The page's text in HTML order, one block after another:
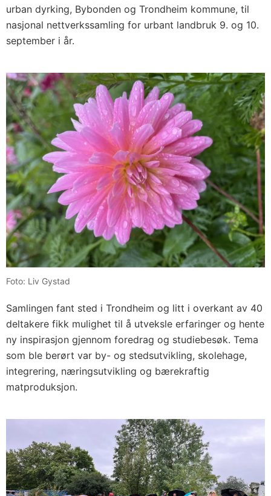
urban dyrking, Bybonden og Trondheim kommune, til
nasjonal nettverkssamling for urbant landbruk 9. og 10.
september i år.
Foto: Liv Gystad
Samlingen fant sted i Trondheim og litt i overkant av 40
deltakere fikk mulighet til å utveksle erfaringer og hente
ny inspirasjon gjennom foredrag og studiebesøk. Tema
som ble berørt var by- og stedsutvikling, skolehage,
integrering, næringsutvikling og bærekraftig
matproduksjon.